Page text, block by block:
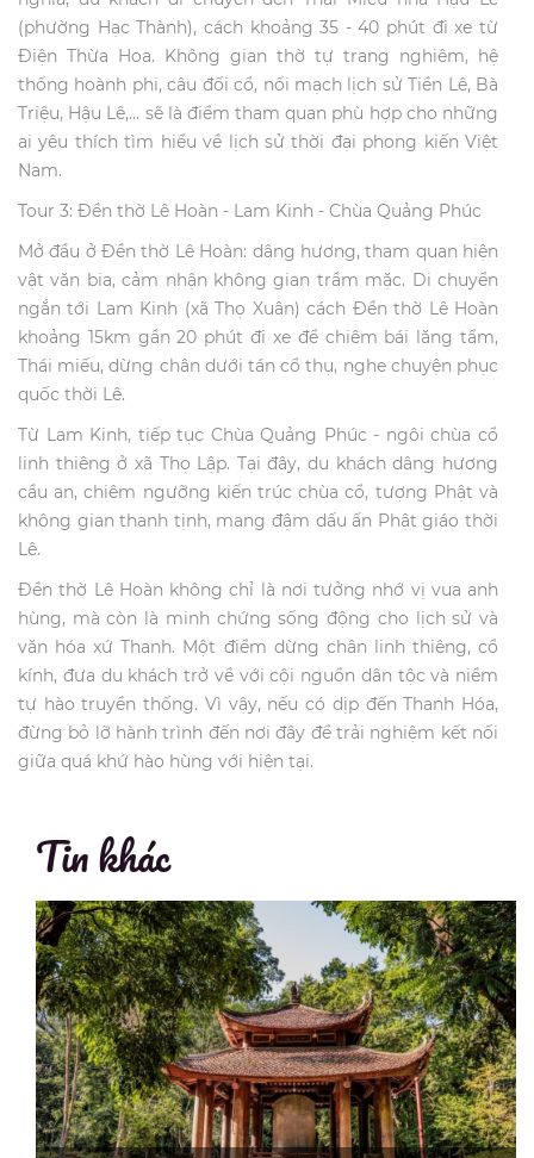
(phường Hạc Thành), cách khoảng 35 - 40 phút đi xe từ
Điện Thừa Hoa. Không gian thờ tự trang nghiêm, hệ
thống hoành phi, câu đối cổ, nối mạch lịch sử Tiền Lê, Bà
Triệu, Hậu Lê,... sẽ là điểm tham quan phù hợp cho những
ai yêu thích tìm hiểu về lịch sử thời đại phong kiến Việt
Nam.
Tour 3: Đền thờ Lê Hoàn - Lam Kinh - Chùa Quảng Phúc
Mở đầu ở Đền thờ Lê Hoàn: dâng hương, tham quan hiện
vật văn bia, cảm nhận không gian trầm mặc. Di chuyển
ngắn tới Lam Kinh (xã Thọ Xuân) cách Đền thờ Lê Hoàn
khoảng 15km gần 20 phút đi xe để chiêm bái lăng tẩm,
Thái miếu, dừng chân dưới tán cổ thụ, nghe chuyện phục
quốc thời Lê.
Từ Lam Kinh, tiếp tục Chùa Quảng Phúc - ngôi chùa cổ
linh thiêng ở xã Thọ Lập. Tại đây, du khách dâng hương
cầu an, chiêm ngưỡng kiến trúc chùa cổ, tượng Phật và
không gian thanh tịnh, mang đậm dấu ấn Phật giáo thời
Lê.
Đền thờ Lê Hoàn không chỉ là nơi tưởng nhớ vị vua anh
hùng, mà còn là minh chứng sống động cho lịch sử và
văn hóa xứ Thanh. Một điểm dừng chân linh thiêng, cổ
kính, đưa du khách trở về với cội nguồn dân tộc và niềm
tự hào truyền thống. Vì vậy, nếu có dịp đến Thanh Hóa,
đừng bỏ lỡ hành trình đến nơi đây để trải nghiệm kết nối
giữa quá khứ hào hùng với hiện tại.
Tin khác